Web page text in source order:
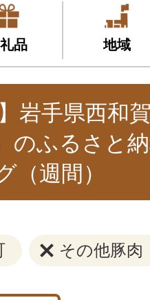
品 地域
岩手県西和
のふるさと
（週間）
その他豚肉